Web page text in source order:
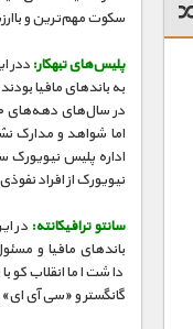
سکوت مهم‌ترین و
پلیس‌های تبهکار: ددر
به باندهای مافیا
اما شواهد و مدارک
اداره پلیس نیویورک
نیویورک از افراد
سانتو ترافیکانته: در
باندهای مافیا و
داشت اما انقلاب
گانگستر و «سی آی ای»